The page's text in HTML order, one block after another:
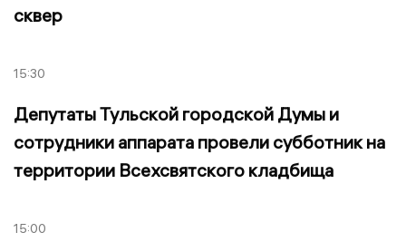
сквер
15:30
Депутаты Тульской городской Думы и
сотрудники аппарата провели субботник на
территории Всехсвятского кладбища
15:00